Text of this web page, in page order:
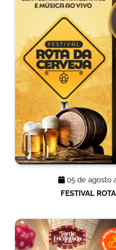
05 de agosto
FESTIVAL